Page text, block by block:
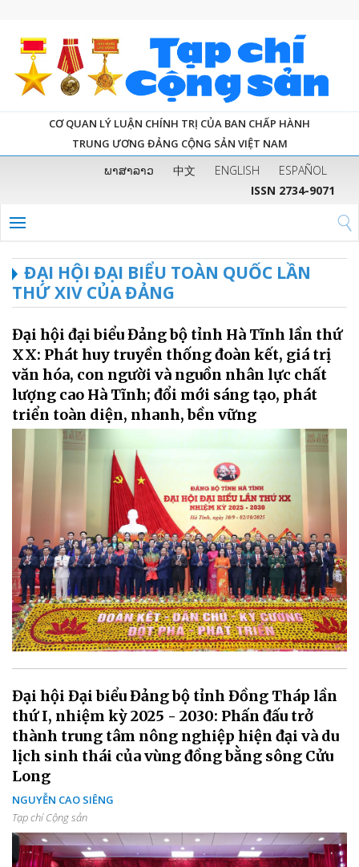
CƠ QUAN LÝ LUẬN CHÍNH TRỊ CỦA BAN CHẤP HÀNH
TRUNG ƯƠNG ĐẢNG CỘNG SẢN VIỆT NAM
ພາສາລາວ 中文 ENGLISH
ESPAÑOL
ISSN 2734-9071
ĐẠI HỘI ĐẠI BIỂU TOÀN QUỐC LẦN
THỨ XIV CỦA ĐẢNG
Đại hội đại biểu Đảng bộ tỉnh Hà Tĩnh lần thứ
XX: Phát huy truyền thống đoàn kết, giá trị
văn hóa, con người và nguồn nhân lực chất
lượng cao Hà Tĩnh; đổi mới sáng tạo, phát
triển toàn diện, nhanh, bền vững
Đại hội Đại biểu Đảng bộ tỉnh Đồng Tháp lần
thứ I, nhiệm kỳ 2025 - 2030: Phấn đấu trở
thành trung tâm nông nghiệp hiện đại và du
lịch sinh thái của vùng đồng bằng sông Cửu
Long
NGUYỄN CAO SIÊNG
Tạp chí Cộng sản